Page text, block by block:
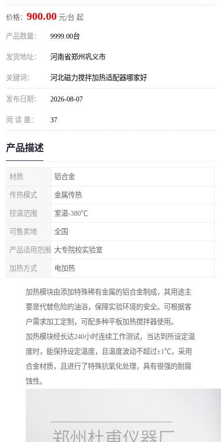
价格： 900.00 元/台 起
产品数量： 9999.00台
发货地址： 河南省郑州巩义市
关键词： 河北磁力搅拌加热适配器哪家好
发布日期： 2026-08-07
阅 读 量： 37
产品描述
材质 铝合金
传热模式 金属传热
控温范围 室温-380℃
可售卖地 全国
产品适用范围 大专院校实验室
加热方式 电加热
加热模块由添加特殊稀有金属的铝合金制成，其用途主
要是代替危险的油浴，保障实验环境的安全。可根据客
户需求加工定制，可配多种平板加热搅拌器使用。
加热模块经长达240小时连续工作测试，当达到所设定温
度时，能保持设定温度，且温度波动不超过±1℃，采用
合金材质，且进行了特殊抗氧化处理，具有很强的耐腐
蚀性。